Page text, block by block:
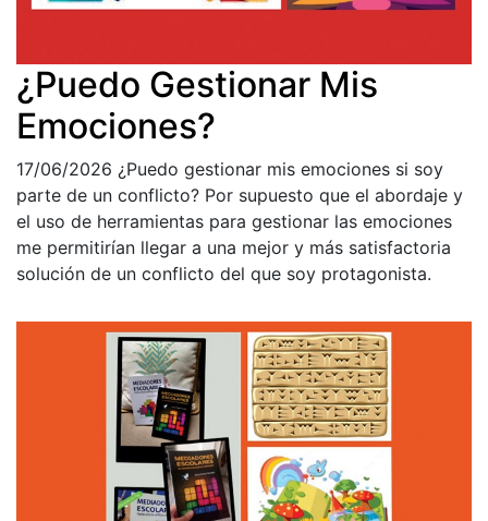
¿Puedo Gestionar Mis
Emociones?
17/06/2026 ¿Puedo gestionar mis emociones si soy
parte de un conflicto? Por supuesto que el abordaje y
el uso de herramientas para gestionar las emociones
me permitirían llegar a una mejor y más satisfactoria
solución de un conflicto del que soy protagonista.